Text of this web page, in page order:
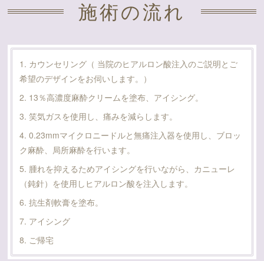
施術の流れ
1. カウンセリング（ 当院のヒアルロン酸注入のご説明とご
希望のデザインをお伺いします。）
2. 13％高濃度麻酔クリームを塗布、アイシング。
3. 笑気ガスを使用し、痛みを減らします。
4. 0.23mmマイクロニードルと無痛注入器を使用し、ブロッ
ク麻酔、局所麻酔を行います。
5. 腫れを抑えるためアイシングを行いながら、カニューレ
（鈍針）を使用しヒアルロン酸を注入します。
6. 抗生剤軟膏を塗布。
7. アイシング
8. ご帰宅